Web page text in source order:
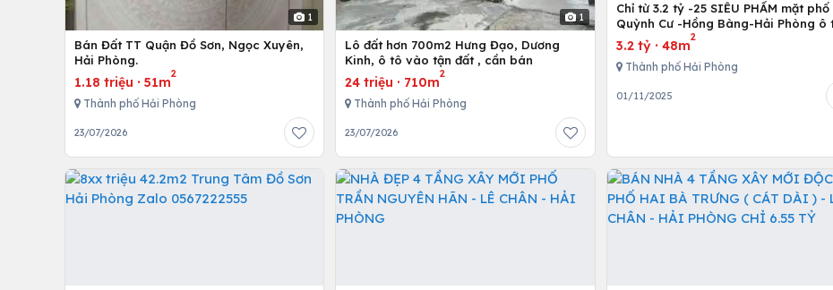
1
Bán Đất TT Quận Đồ Sơn, Ngọc Xuyên,
Hải Phòng.
1.18 triệu · 51m
2
Thành phố Hải Phòng
23/07/2026
1
Lô đất hơn 700m2 Hưng Đạo, Dương
Kinh, ô tô vào tận đất , cần bán
24 triệu · 710m
2
Thành phố Hải Phòng
23/07/2026
Chỉ từ 3.2 tỷ -25 SIÊU PHẨM mặt phố
Quỳnh Cư -Hồng Bàng-Hải Phòng ô
vào nhà
3.2 tỷ· 48m
2
Thành phố Hải Phòng
01/11/2025